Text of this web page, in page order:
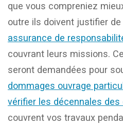
que vous compreniez
outre ils doivent justifier de
assurance de
couvrant leurs missions.
seront demandées pour
dommages ouvrage
vérifier les décennales des
couvrent vos travaux